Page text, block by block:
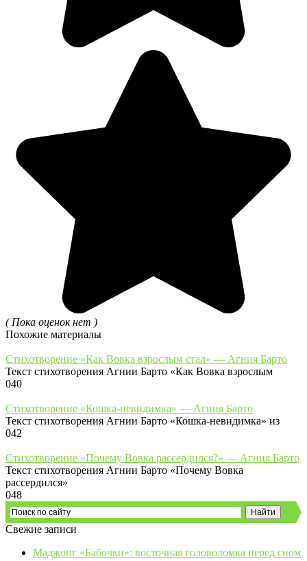
( Пока оценок нет )
Похожие материалы
Стихотворение «Как Вовка взрослым стал» — Агния Барто
Текст стихотворения Агнии Барто «Как Вовка взрослым
040
Стихотворение «Кошка-невидимка» — Агния Барто
Текст стихотворения Агнии Барто «Кошка-невидимка» из
042
Стихотворение «Почему Вовка рассердился?» — Агния Барто
Текст стихотворения Агнии Барто «Почему Вовка
рассердился»
048
Свежие записи
Маджонг «Бабочки»: восточная головоломка перед сном